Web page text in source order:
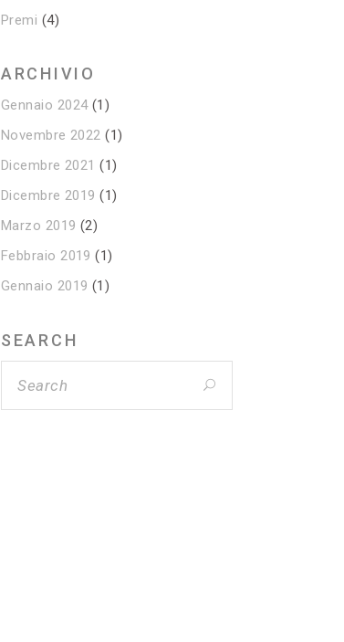
Premi (4)
ARCHIVIO
Gennaio 2024(1)
Novembre 2022 (1)
Dicembre 2021 (1)
Dicembre 2019 (1)
Marzo 2019 (2)
Febbraio 2019 (1)
Gennaio 2019 (1)
SEARCH